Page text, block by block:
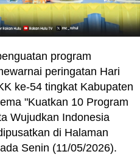
program
peringatan Hari
ke-54 tingkat Kabupaten
"Kuatkan 10 Program
Wujudkan Indonesia
di Halaman
Senin (11/05/2026).